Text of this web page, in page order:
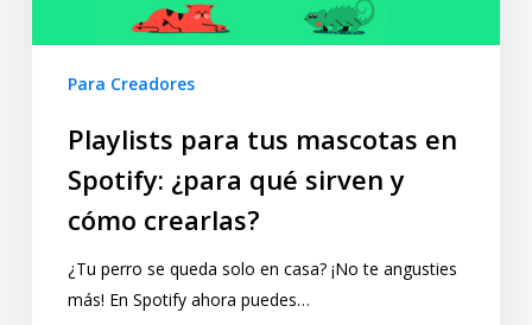
Para Creadores
Playlists para tus mascotas en
Spotify: ¿para qué sirven y
cómo crearlas?
¿Tu perro se queda solo en casa? ¡No te angusties
más! En Spotify ahora puedes…